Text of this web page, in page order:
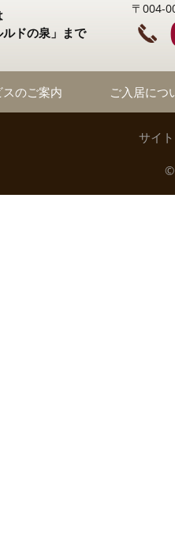
ドの泉」まで
〒004-
のご案内 ご入居につ
サイ
©